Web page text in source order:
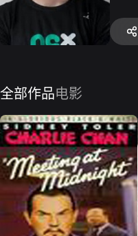
全部作品电影